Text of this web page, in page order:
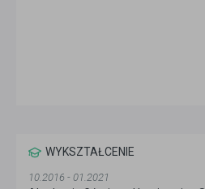
WYKSZTAŁCENIE
10.2016 - 01.2021